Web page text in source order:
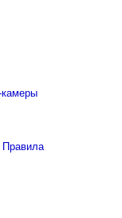
камеры
Правила